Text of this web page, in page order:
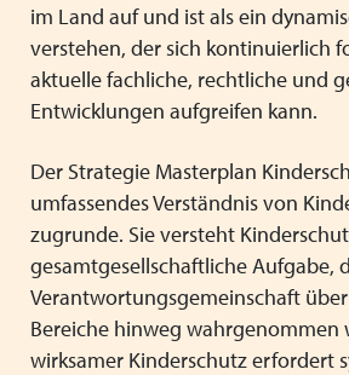
im Land auf und ist als ein
verstehen, der sich kontinuierlich
aktuelle fachliche, rechtliche und
Entwicklungen aufgreifen kann.
Der Strategie Masterplan
umfassendes Verständnis von
zugrunde. Sie versteht
gesamtgesellschaftliche Aufgabe,
Verantwortungsgemeinschaft
Bereiche hinweg wahrgenommen
wirksamer Kinderschutz erfordert